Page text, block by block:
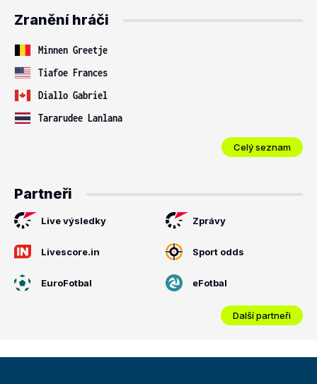
Zranění hráči
Minnen Greetje
Tiafoe Frances
Diallo Gabriel
Tararudee Lanlana
Celý seznam
Partneři
Live výsledky Zprávy
Livescore.in Sport odds
EuroFotbal eFotbal
Další partneři